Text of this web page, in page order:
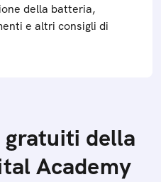
della batteria,
e altri consigli di
gratuiti della
Academy